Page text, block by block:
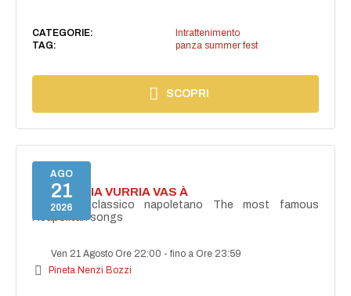
CATEGORIE:
Intrattenimento
TAG:
panza summer fest
SCOPRI
AGO
21
2026
I'TE VURRIA VURRIA VAS À
Concerto classico napoletano The most famous
Neapolitan songs
Ven 21 Agosto Ore 22:00 -fino a Ore 23:59
Pineta Nenzi Bozzi